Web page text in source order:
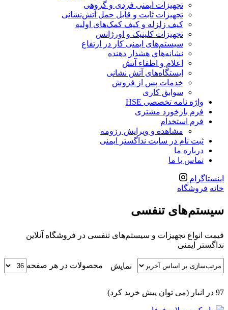
تجهیزات ایمنی فردی و گروهی
تجهیزات ثابت و قابل حمل آتش‌نشانی
کیف زلزله و کیف کمک‌های اولیه
تجهیزات کلینیک و اورژانس
سیستم‌های ایمنی کار در ارتفاع
نشانه‌های هشدار دهنده
اعلام و اطفاء آتش
ایستگاه‌های آتش نشانی
خدمات پس از فروش
سوابق کاری
واژه نامه تخصصی HSE
فرم بازخورد مشتری
فرم استخدام
مشاهده و ویرایش رزومه
ثبت نام در سایت نداگستر ایمنی
درباره ما
تماس با ما
اینستاگرام
خانه فروشگاه
سیستم‌های تنفسی
قیمت انواع تجهیزات و سیستم‌های تنفسی در فروشگاه آنلاین
نداگستر ایمنی
نمایش محصولات در هر صفحه
97 در انبار (می توان پیش خرید کرد)